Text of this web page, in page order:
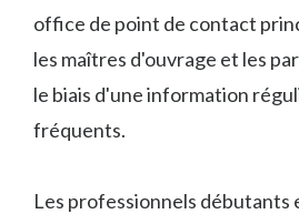
office de point de contact
les maîtres d'ouvrage et les
le biais d'une information
fréquents.
Les professionnels débutants